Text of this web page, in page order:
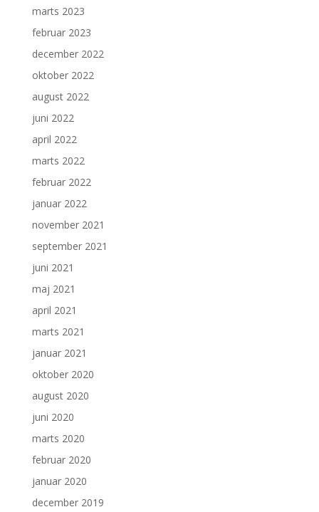
marts 2023
februar 2023
december 2022
oktober 2022
august 2022
juni 2022
april 2022
marts 2022
februar 2022
januar 2022
november 2021
september 2021
juni 2021
maj 2021
april 2021
marts 2021
januar 2021
oktober 2020
august 2020
juni 2020
marts 2020
februar 2020
januar 2020
december 2019